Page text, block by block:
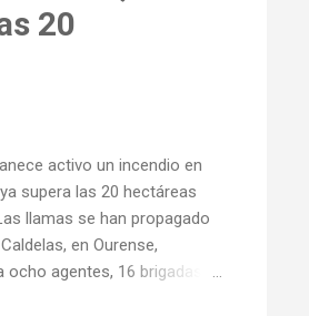
20
activo un incendio en
supera las 20 hectáreas
llamas se han propagado
en Ourense,
agentes, 16 brigadas,